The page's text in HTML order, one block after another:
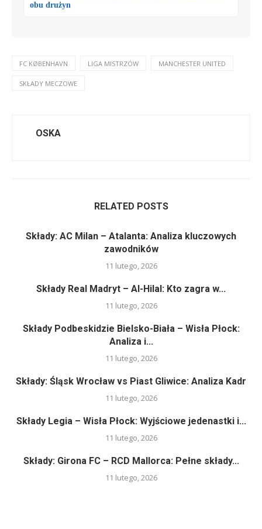
obu drużyn
FC KØBENHAVN LIGA MISTRZÓW MANCHESTER UNITED
SKŁADY MECZOWE
OSKA
RELATED POSTS
Składy: AC Milan – Atalanta: Analiza kluczowych
zawodników
11 lutego, 2026
Składy Real Madryt – Al-Hilal: Kto zagra w...
11 lutego, 2026
Składy Podbeskidzie Bielsko-Biała – Wisła Płock:
Analiza i...
11 lutego, 2026
Składy: Śląsk Wrocław vs Piast Gliwice: Analiza Kadr
11 lutego, 2026
Składy Legia – Wisła Płock: Wyjściowe jedenastki i...
11 lutego, 2026
Składy: Girona FC – RCD Mallorca: Pełne składy...
11 lutego, 2026